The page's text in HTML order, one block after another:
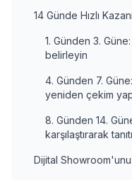
14 Günde Hızlı
1. Günden 3.
belirleyin
4. Günden 7.
yeniden çekim
8. Günden 14.
karşılaştırarak
Dijital